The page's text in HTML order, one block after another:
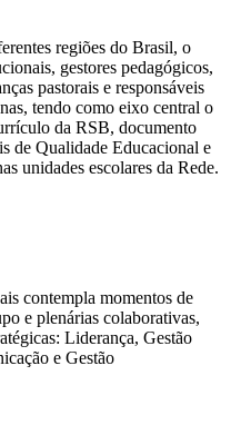
regiões do Brasil, o
gestores pedagógicos,
pastorais e responsáveis
tendo como eixo central o
da RSB, documento
de Qualidade Educacional e
unidades escolares da Rede.
contempla momentos de
e plenárias colaborativas,
Liderança, Gestão
e Gestão